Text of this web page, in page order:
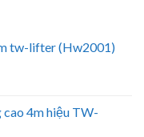
tw-lifter (Hw2001)
4m hiệu TW-